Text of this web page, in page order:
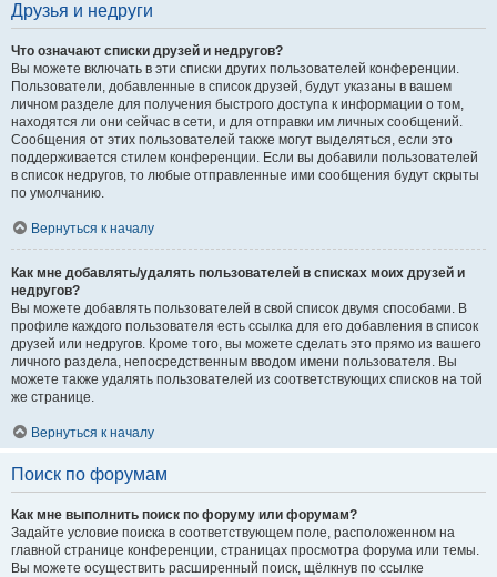
Друзья и недруги
Что означают списки друзей и недругов?
Вы можете включать в эти списки других пользователей конференции.
Пользователи, добавленные в список друзей, будут указаны в вашем
личном разделе для получения быстрого доступа к информации о том,
находятся ли они сейчас в сети, и для отправки им личных сообщений.
Сообщения от этих пользователей также могут выделяться, если это
поддерживается стилем конференции. Если вы добавили пользователей
в список недругов, то любые отправленные ими сообщения будут скрыты
по умолчанию.
Вернуться к началу
Как мне добавлять/удалять пользователей в списках моих друзей и
недругов?
Вы можете добавлять пользователей в свой список двумя способами. В
профиле каждого пользователя есть ссылка для его добавления в список
друзей или недругов. Кроме того, вы можете сделать это прямо из вашего
личного раздела, непосредственным вводом имени пользователя. Вы
можете также удалять пользователей из соответствующих списков на той
же странице.
Вернуться к началу
Поиск по форумам
Как мне выполнить поиск по форуму или форумам?
Задайте условие поиска в соответствующем поле, расположенном на
главной странице конференции, страницах просмотра форума или темы.
Вы можете осуществить расширенный поиск, щёлкнув по ссылке